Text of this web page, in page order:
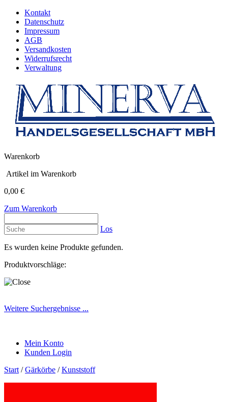
Kontakt
Datenschutz
Impressum
AGB
Versandkosten
Widerrufsrecht
Verwaltung
Warenkorb
Artikel im Warenkorb
0,00 €
Zum Warenkorb
Los
Es wurden keine Produkte gefunden.
Produktvorschläge:
Weitere Suchergebnisse ...
Mein Konto
Kunden Login
Start /Gärkörbe /Kunststoff